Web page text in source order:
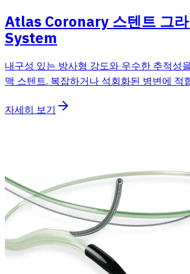
Atlas Coronary 스텐트 그
System
내구성 있는 방사형 강도와 우수한 추적성
맥 스텐트. 복잡하거나 석회화된 병변에 적
자세히 보기